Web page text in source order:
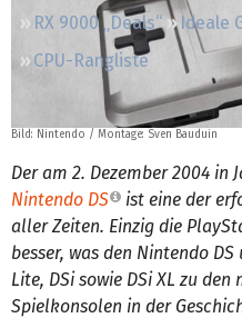
RX 9000 „Deals“
Ideale
CPU-Rangliste
Bild: Nintendo / Montage: Sven Bauduin
Der am 2. Dezember 2004 in
Nintendo DS
ist eine der
aller Zeiten. Einzig die
besser, was den Nintendo
Lite, DSi sowie DSi XL zu
Spielkonsolen in der